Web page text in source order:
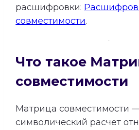
расшифровки:
совместимости.
Что такое
совместимости
Матрица совместимости
символический расчет